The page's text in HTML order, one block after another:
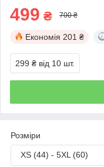
499 ₴ 700 ₴
Економія 201 ₴
299 ₴ від 10 шт.
Розміри
XS (44) - 5XL (60)